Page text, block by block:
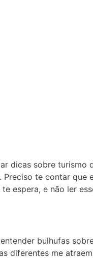
dicas sobre turismo
Preciso te contar que
espera, e não ler
bulhufas
diferentes me